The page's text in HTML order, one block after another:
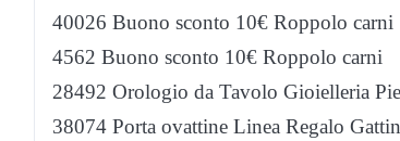
40026 Buono sconto 10€ Roppolo carni
4562 Buono sconto 10€ Roppolo carni
28492 Orologio da Tavolo Gioielleria
38074 Porta ovattine Linea Regalo